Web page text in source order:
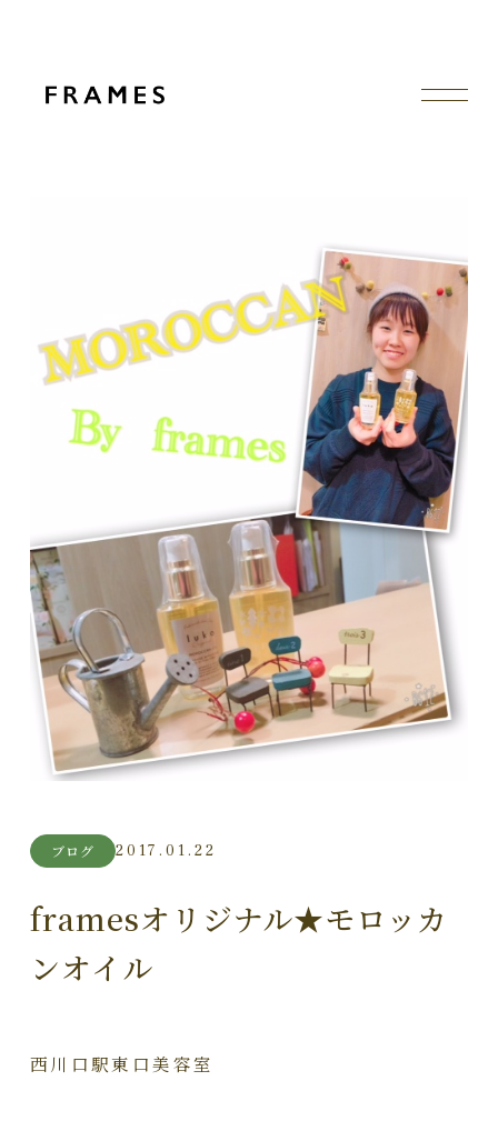
ブログ 2017.01.22
framesオリジナル★モロッカ
ンオイル
西川口駅東口美容室